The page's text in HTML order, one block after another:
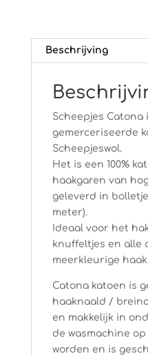
Beschrijving
Scheepjes Catona
gemerceriseerde
Scheepjeswol.
Het is een 100%
haakgaren van
geleverd in
meter).
Ideaal voor het
knuffeltjes en alle
meerkleurige
Catona katoen is
haaknaald /
en makkelijk in
de wasmachine
worden en is